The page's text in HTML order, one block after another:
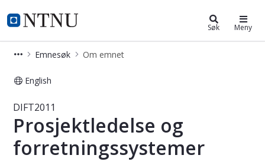
NTNU Hjemmeside
Studier Søk Meny
Emnesøk Om emnet
English
Emne - Prosjektledelse og
DIFT2011
Prosjektledelse og
forretningssystemer